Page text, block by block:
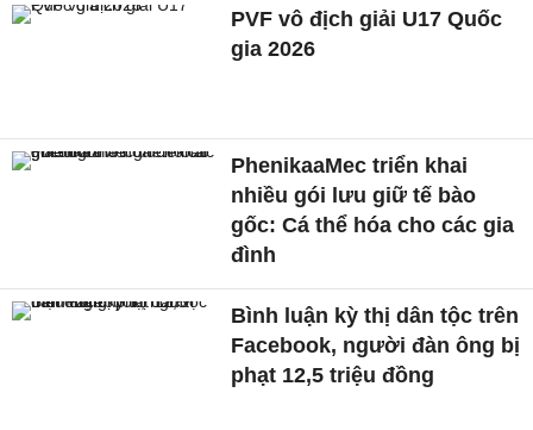
PVF vô địch giải U17 Quốc
gia 2026
PhenikaaMec triển khai
nhiều gói lưu giữ tế bào
gốc: Cá thể hóa cho các gia
đình
Bình luận kỳ thị dân tộc trên
Facebook, người đàn ông bị
phạt 12,5 triệu đồng